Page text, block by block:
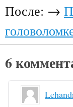
После: →
6